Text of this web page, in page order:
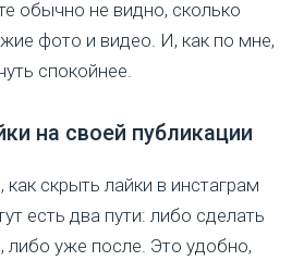
обычно не видно, сколько
фото и видео. И, как по мне,
спокойнее.
на своей публикации
скрыть лайки в инстаграм
есть два пути: либо сделать
либо уже после. Это удобно,